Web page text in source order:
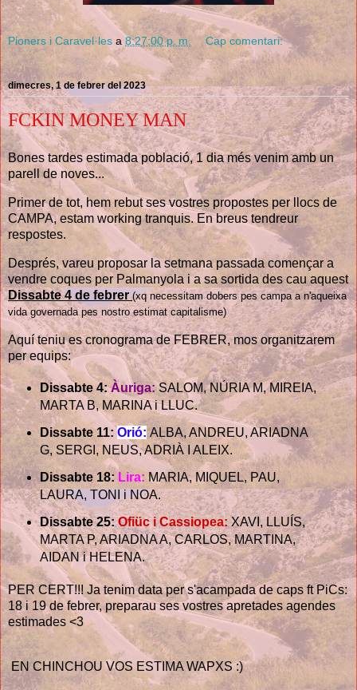
Pioners i Caravel·les a 8:27:00 p. m. Cap comentari:
dimecres, 1 de febrer del 2023
FCKIN MONEY MAN
Bones tardes estimada població, 1 dia més venim amb un
parell de noves...
Primer de tot, hem rebut ses vostres propostes per llocs de
CAMPA, estam working tranquis. En breus tendreur
respostes.
Després, vareu proposar la setmana passada començar a
vendre coques per Palmanyola i a sa sortida des cau aquest
Dissabte 4 de febrer(xq necessitam dobers pes campa a n'aqueixa
vida governada pes nostro estimat capitalisme)
Aquí teniu es cronograma deFEBRER, mos organitzarem
per equips:
Dissabte 4: Àuriga: SALOM, NÚRIA M, MIREIA,
MARTA B, MARINA i LLUC.
Dissabte 11: Orió: ALBA, ANDREU, ARIADNA
G, SERGI, NEUS, ADRIÀ I ALEIX.
Dissabte 18: Lira: MARIA, MIQUEL, PAU,
LAURA, TONI i NOA.
Dissabte 25: Ofiüc i Cassiopea: XAVI, LLUÍS,
MARTA P, ARIADNA A, CARLOS, MARTINA,
AIDAN i HELENA.
PER CERT!!! Ja tenim data per s'acampada de caps ft PiCs:
18 i 19 de febrer, preparau ses vostres apretades agendes
estimades <3
EN CHINCHOU VOS ESTIMA WAPXS :)